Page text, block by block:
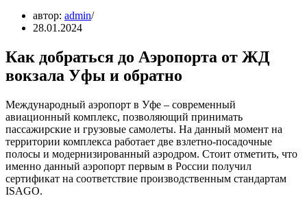
автор: admin
28.01.2024
Как добраться до Аэропорта от ЖД
вокзала Уфы и обратно
Международный аэропорт в Уфе – современный
авиационный комплекс, позволяющий принимать
пассажирские и грузовые самолеты. На данный момент на
территории комплекса работает две взлетно-посадочные
полосы и модернизированный аэродром. Стоит отметить, что
именно данный аэропорт первым в России получил
сертификат на соответствие производственным стандартам
ISAGO.